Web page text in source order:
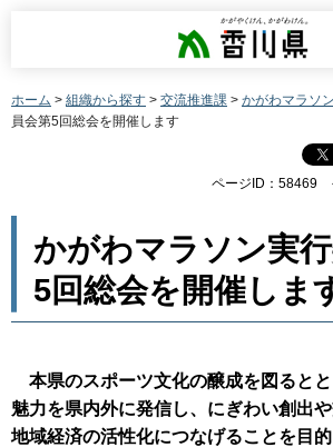
香川県
ホーム > 組織から探す > 交流推進課 > かがわマラソン
員会第5回総会を開催します
ページID：58469
かがわマラソン実
5回総会を開催しま
本県のスポーツ文化の醸成を図ると
魅力を県内外に発信し、にぎわい創出や
地域経済の活性化につなげることを目